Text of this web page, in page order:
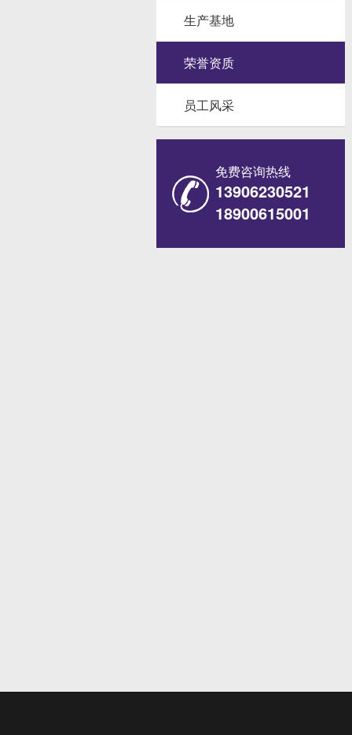
生产基地
荣誉资质
员工风采
免费咨询热线
13906230521
18900615001